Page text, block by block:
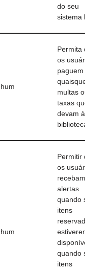
do seu
sistema
Permita
os
paguem
multas
taxas
devam à
Permitir
os
recebam
alertas
quando
itens
quando
itens